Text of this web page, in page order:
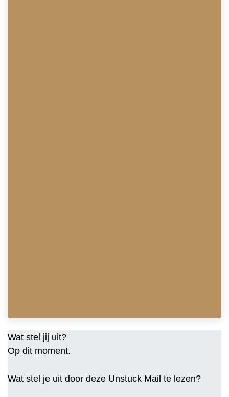
Wat stel jij uit?
Op dit moment.
Wat stel je uit door deze Unstuck Mail te lezen?